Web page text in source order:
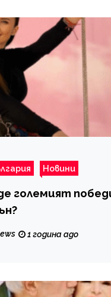
Новини
големият
1 година ago